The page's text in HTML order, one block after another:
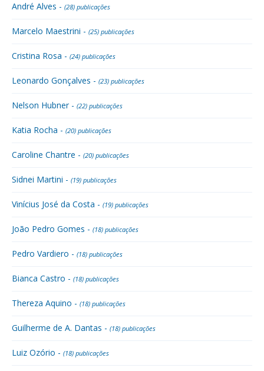
André Alves - (28) publicações
Marcelo Maestrini - (25) publicações
Cristina Rosa - (24) publicações
Leonardo Gonçalves - (23) publicações
Nelson Hubner - (22) publicações
Katia Rocha - (20) publicações
Caroline Chantre - (20) publicações
Sidnei Martini - (19) publicações
Vinícius José da Costa - (19) publicações
João Pedro Gomes - (18) publicações
Pedro Vardiero - (18) publicações
Bianca Castro - (18) publicações
Thereza Aquino - (18) publicações
Guilherme de A. Dantas - (18) publicações
Luiz Ozório - (18) publicações